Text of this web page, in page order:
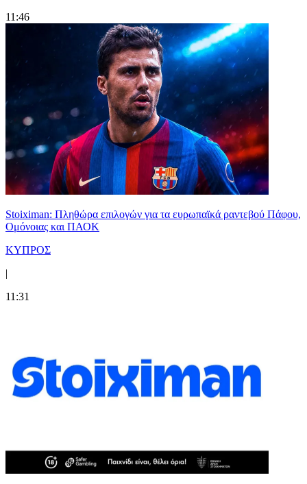
11:46
Stoiximan: Πληθώρα επιλογών για τα ευρωπαϊκά ραντεβού Πάφου,
Ομόνοιας και ΠΑΟΚ
ΚΥΠΡΟΣ
|
11:31